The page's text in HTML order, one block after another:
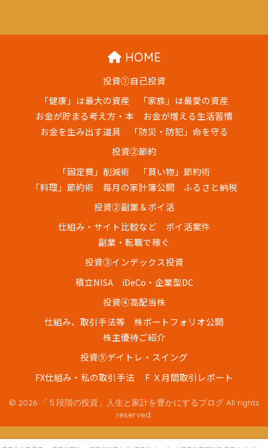
HOME
投資①自己投資
「健康」は最大の資産
「家族」は最愛の資産
お金が貯まる考え方・本
お金が増える生活習慣
お金を生み出す道具
「防災・防犯」命を守る
投資②節約
「固定費」削減術
「買い物」節約術
「料理」節約術
毎月の家計簿公開
ふるさと納税
投資②副業＆ポイ活
仕組み・サイト比較など
ポイ活案件
副業・転職で稼ぐ
投資③インデックス投資
積立NISA
iDeCo・企業型DC
投資④高配当株
仕組み、取引手法等
株ポートフォリオ公開
株主優待ご紹介
投資⑤デイトレ・スイング
FX仕組み・私の取引手法
ＦＸ月間取引レポート
© 2026 「５段階の投資」人生と家計を豊かにするブログ All rights
reserved.